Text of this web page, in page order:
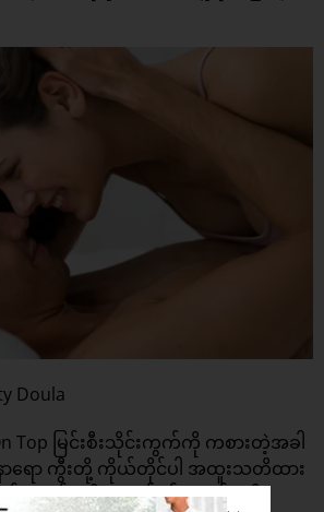
Doula
Top မြင်းစီးသိုင်းကွက်ကို ကစားတဲ့အခါ
နာရော ကွီးတို့ ကိုယ်တိုင်ပါ အထူးသတိထား
ယ်အတွင်း ထိုးဖောက်ဝင်ရောက်မှုကို